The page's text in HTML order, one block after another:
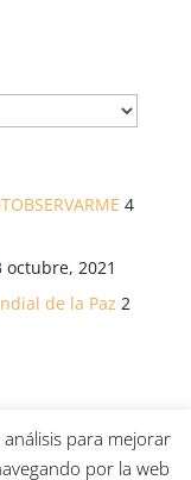
4
octubre, 2021
de la Paz 2
para mejorar
por la web